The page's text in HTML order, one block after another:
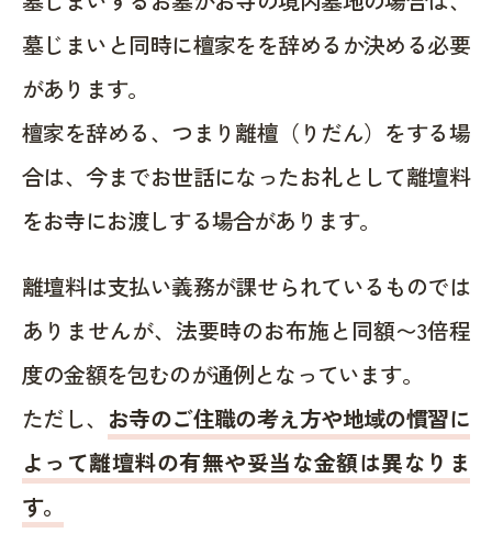
墓じまいと同時に檀家をを辞めるか決める必要
があります。
檀家を辞める、つまり離檀（りだん）をする場
合は、今までお世話になったお礼として離壇料
をお寺にお渡しする場合があります。
離壇料は支払い義務が課せられているものでは
ありませんが、法要時のお布施と同額〜3倍程
度の金額を包むのが通例となっています。
ただし、 お寺のご住職の考え方や地域の慣習に
よって離壇料の有無や妥当な金額は異なりま
す。